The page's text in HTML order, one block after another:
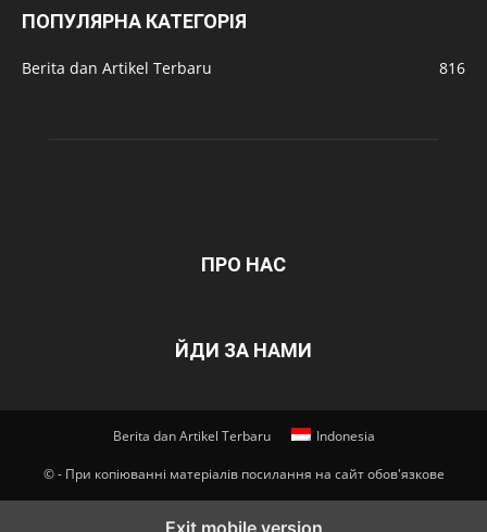
ПОПУЛЯРНА КАТЕГОРІЯ
Berita dan Artikel Terbaru 816
ПРО НАС
ЙДИ ЗА НАМИ
Berita dan Artikel Terbaru Indonesia
© - При копіюванні матеріалів посилання на сайт обов'язкове
Exit mobile version